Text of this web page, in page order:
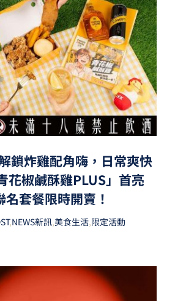
鎖炸雞配角嗨，日常爽快
花椒鹹酥雞PLUS」首亮
名套餐限時開賣！
,NEWS新訊,美食生活,限定活動